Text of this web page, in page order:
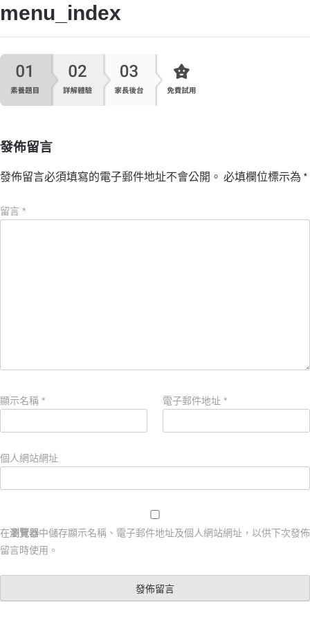
menu_index
發佈留言
發佈留言必須填寫的電子郵件地址不會公開。 必填欄位標示為 *
留言 *
顯示名稱 * 電子郵件地址*
個人網站網址
在瀏覽器中儲存顯示名稱、電子郵件地址及個人網站網址，以供下次發佈
留言時使用。